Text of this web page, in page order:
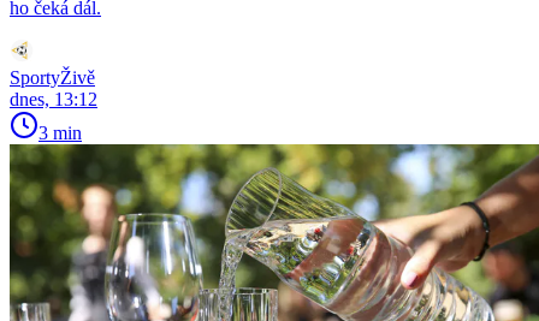
ho čeká dál.
SportyŽivě
dnes, 13:12
3 min